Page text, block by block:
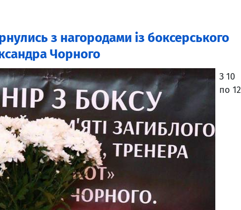
з нагородами із боксерського
Чорного
З 10
по 12